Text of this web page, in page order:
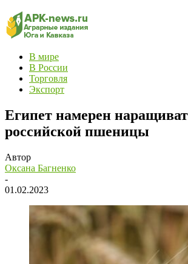
В мире
В России
Торговля
Экспорт
Египет намерен
российской пшеницы
Автор
Оксана Багненко
-
01.02.2023